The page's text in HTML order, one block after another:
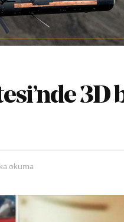
3D
okuma